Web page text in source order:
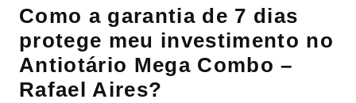
Como a garantia de 7 dias
protege meu investimento no
Antiotário Mega Combo –
Rafael Aires?